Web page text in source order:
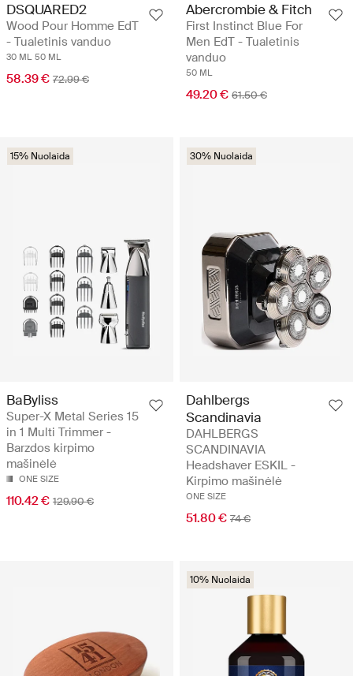
DSQUARED2
Wood Pour Homme EdT
- Tualetinis vanduo
30 ML 50 ML
58.39 € 72.99 €
Abercrombie & Fitch
First Instinct Blue For
Men EdT - Tualetinis
vanduo
50 ML
49.20 € 61.50 €
15% Nuolaida
BaByliss
Super-X Metal Series 15
in 1 Multi Trimmer -
Barzdos kirpimo
mašinėlė
ONE SIZE
110.42 € 129.90 €
30% Nuolaida
Dahlbergs
Scandinavia
DAHLBERGS
SCANDINAVIA
Headshaver ESKIL -
Kirpimo mašinėlė
ONE SIZE
51.80 € 74 €
10% Nuolaida